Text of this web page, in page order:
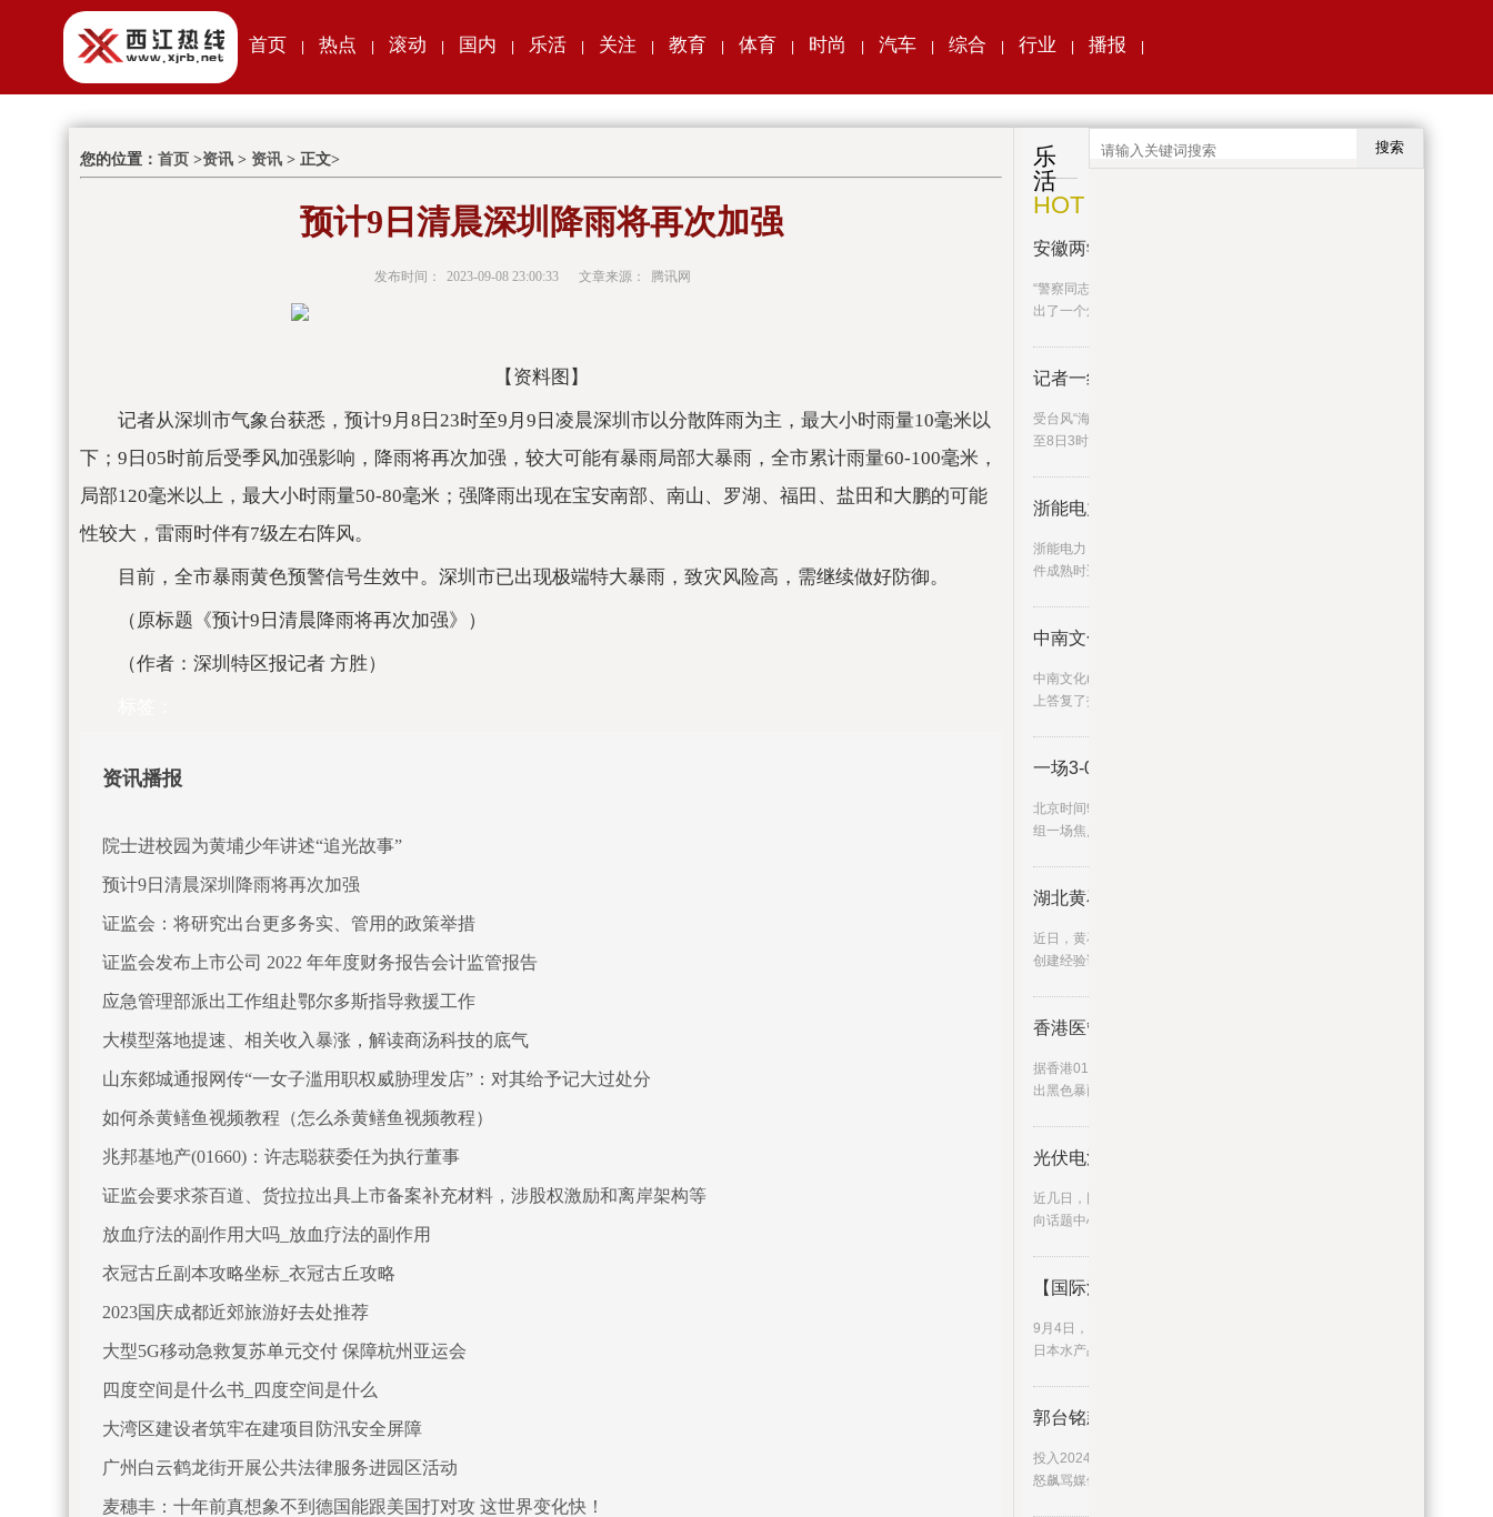
首页 热点 滚动 国内 乐活 关注 教育 体育 时尚 汽车 综合 行业 播报
您的位置： 首页 >资讯 > 资讯 > 正文>
预计9日清晨深圳降雨将再次加强
发布时间： 2023-09-08 23:00:33 文章来源： 腾讯网
【资料图】
记者从深圳市气象台获悉，预计9月8日23时至9月9日凌晨深圳市以分散阵雨为主，最大小时雨量10毫米以
下；9日05时前后受季风加强影响，降雨将再次加强，较大可能有暴雨局部大暴雨，全市累计雨量60-100毫米，
局部120毫米以上，最大小时雨量50-80毫米；强降雨出现在宝安南部、南山、罗湖、福田、盐田和大鹏的可能
性较大，雷雨时伴有7级左右阵风。
目前，全市暴雨黄色预警信号生效中。深圳市已出现极端特大暴雨，致灾风险高，需继续做好防御。
（原标题《预计9日清晨降雨将再次加强》）
（作者：深圳特区报记者 方胜）
资讯播报
院士进校园为黄埔少年讲述“追光故事”
预计9日清晨深圳降雨将再次加强
证监会：将研究出台更多务实、管用的政策举措
证监会发布上市公司 2022 年年度财务报告会计监管报告
应急管理部派出工作组赴鄂尔多斯指导救援工作
大模型落地提速、相关收入暴涨，解读商汤科技的底气
山东郯城通报网传“一女子滥用职权威胁理发店”：对其给予记大过处分
如何杀黄鳝鱼视频教程（怎么杀黄鳝鱼视频教程）
兆邦基地产(01660)：许志聪获委任为执行董事
证监会要求茶百道、货拉拉出具上市备案补充材料，涉股权激励和离岸架构等
放血疗法的副作用大吗_放血疗法的副作用
衣冠古丘副本攻略坐标_衣冠古丘攻略
2023国庆成都近郊旅游好去处推荐
大型5G移动急救复苏单元交付 保障杭州亚运会
四度空间是什么书_四度空间是什么
大湾区建设者筑牢在建项目防汛安全屏障
广州白云鹤龙街开展公共法律服务进园区活动
麦穗丰：十年前真想象不到德国能跟美国打对攻 这世界变化快！
搜索
乐
活
HOT
安徽两学生玩耍时意外挖出炮弹，
“警察同志，你们快来看看。我们班学生好像挖
出了一个炮弹！”据铜陵公
记者一线直击广州暴雨
受台风“海葵”外围残留云系和季风影响，7日8时
至8日3时，广州出现今年
浙能电力：看好中来股份的长期发
浙能电力：看好中来股份的长期发展，会在条
件成熟时适当增持,持股,新能
中南文化： 我公司关注用户侧储
中南文化(002445)09月08日在投资者关系平台
上答复了投资者关心的问题。
一场3-0让荷兰进入欧预赛出线区
北京时间9月8日凌晨，2024年欧洲杯预选赛B
组一场焦点战，由荷兰男足主
湖北黄石启动实施“科创民企”工
近日，黄石市推广温州新时代“两个健康”先行区
创建经验试点工作领导小
香港医管局：暴雨水灾致超110人
据香港01报道，香港天文台昨晚（9月7日）发
出黑色暴雨警告信号，至今仍
光伏电池新突破？BC工艺或道阻且
近几日，围绕BC电池的消息再度将光伏板块推
向话题中心，一直以来，电池
【国际漫评】恶鸡先告状
9月4日，日本外务省宣布，已就中国暂停进口
日本水产品向WTO提交书面文
郭台铭飙骂媒体8分钟 黄暐瀚批
投入2024大选的鸿海集团创办人郭台铭日前动
怒飙骂媒体8分钟，抱怨自己